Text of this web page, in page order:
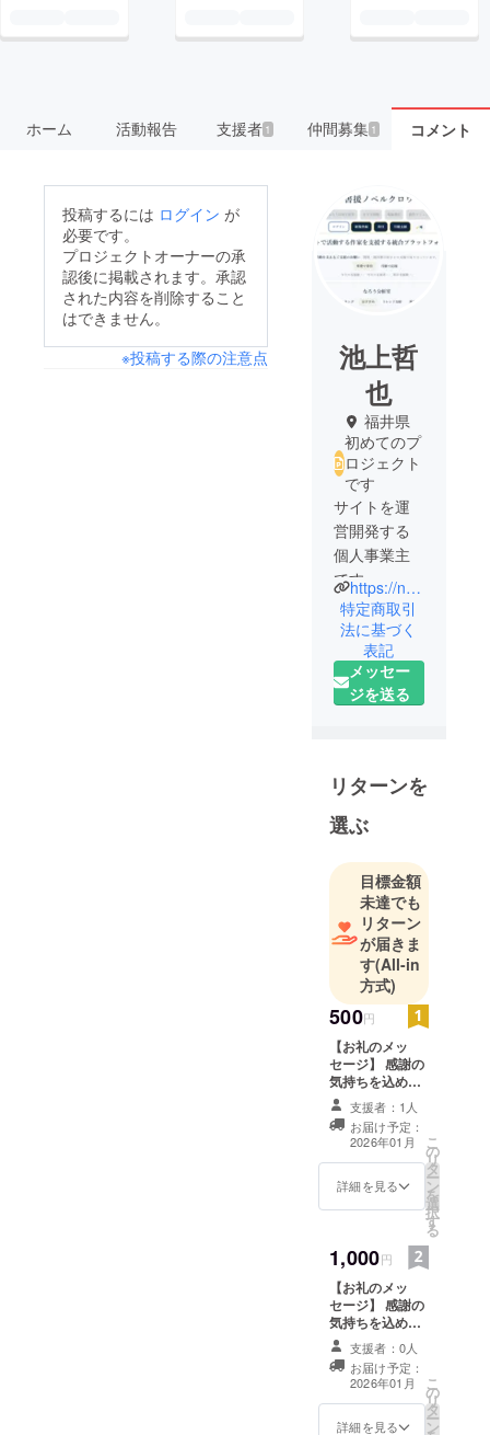
ホーム 活動報告 支援者 1 仲間募集 1 コメント
投稿するには ログイン が
必要です。
プロジェクトオーナーの承
認後に掲載されます。承認
された内容を削除すること
はできません。
※投稿する際の注意点
池上哲
也
福井県
初めてのプ
ロジェクト
です
サイトを運
営開発する
個人事業主
です
https://novelclaw.fly.dev
特定商取引
法に基づく
表記
メッセー
ジを送る
リターンを
選ぶ
目標金額
未達でも
リターン
が届きま
す(All-in
方式)
500円
【お礼のメッ
セージ】 感謝の
気持ちを込め
て、お礼のメッ
セージをお送り
します。 このリ
ターンは1000円
のリターンと同
じ内容です。
支援者：1人
お届け予定：
2026年01月
詳細を見る
こ
の
リ
タ
ー
ン
を
選
択
す
る
1,000円
【お礼のメッ
セージ】 感謝の
気持ちを込め
て、お礼のメッ
セージをお送り
します。 このリ
ターンは500円
のリターンと同
じ内容です。
支援者：0人
お届け予定：
2026年01月
詳細を見る
こ
の
リ
タ
ー
ン